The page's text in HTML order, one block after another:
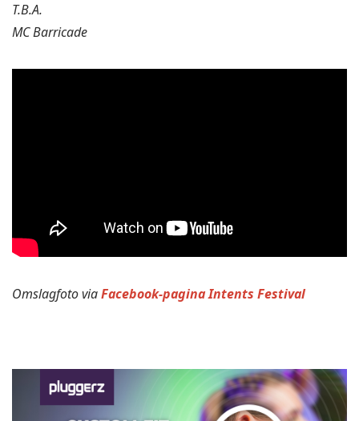
T.B.A.
MC Barricade
Omslagfoto viaFacebook-pagina Intents Festival